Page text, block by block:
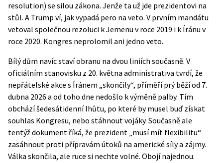
resolution) se silou zákona. Jenže ta už jde prezidentovi na
stůl. A Trump ví, jak vypadá pero na veto. V prvním mandátu
vetoval společnou rezoluci k Jemenu v roce 2019 i k Íránu v
roce 2020. Kongres neprolomil ani jedno veto.
Bílý dům navíc staví obranu na dvou liniích současně. V
oficiálním stanovisku z 20. května administrativa tvrdí, že
nepřátelské akce s Íránem „skončily“, příměří prý běží od 7.
dubna 2026 a od toho dne nedošlo k výměně palby. Tím
obchází šedesátidenní lhůtu, po které by musel buď získat
souhlas Kongresu, nebo stáhnout vojáky. Současně ale
tentýž dokument říká, že prezident „musí mít flexibilitu“
zasáhnout proti přípravám útoků na americké síly a zájmy.
Válka skončila, ale ruce si nechte volné. Obojí najednou.